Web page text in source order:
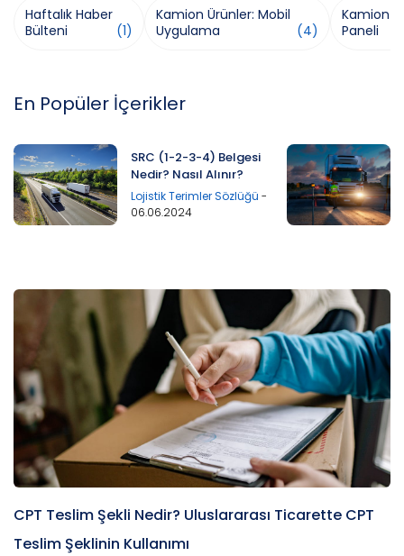
CPT Teslim Şekli Nedir? Uluslararası Ticarette CPT
Teslim Şeklinin Kullanımı
Haftalık Haber
Bülteni
(1)
Kamion Ürünler: Mobil
Uygulama
(4)
Kamion
Paneli
En Popüler İçerikler
SRC (1-2-3-4) Belgesi
Nedir? Nasıl Alınır?
Lojistik Terimler Sözlüğü -
06.06.2024